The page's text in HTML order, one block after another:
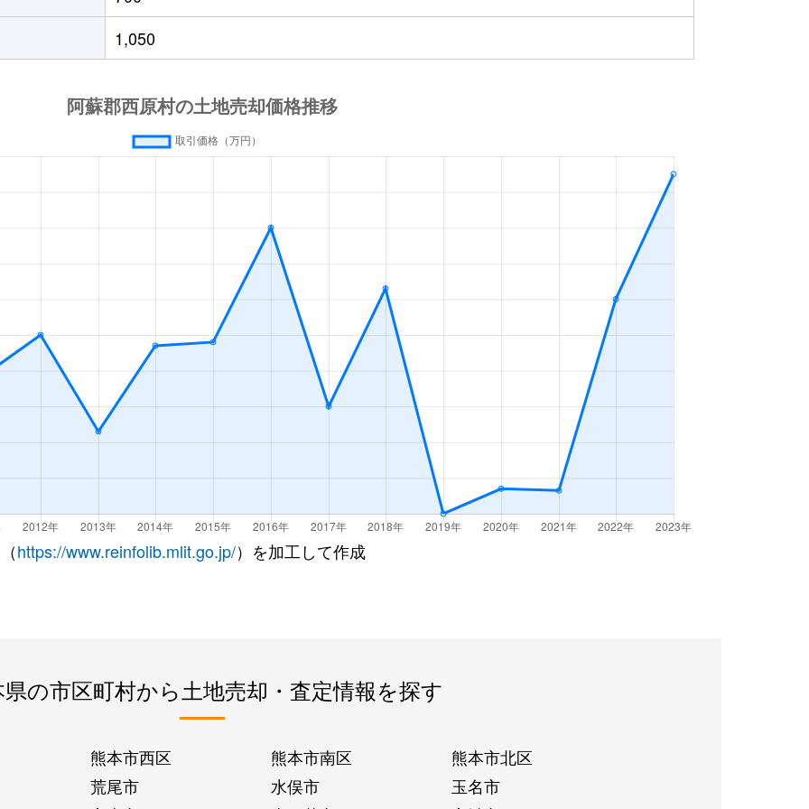
1,050
https://www.reinfolib.mlit.go.jp/）を加工して作成
の市区町村から土地売却・査定情報を探す
熊本市西区 熊本市南区
熊本市北区
荒尾市
水俣市
玉名市